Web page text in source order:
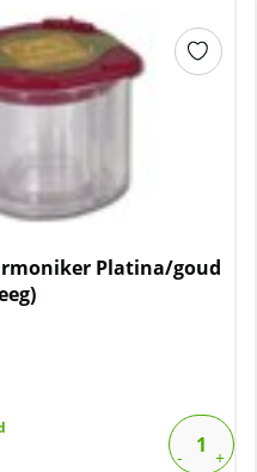
Platina/goud